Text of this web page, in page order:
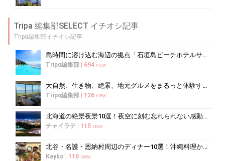
Tripa 編集部SELECT イチオシ記事
Tripa編集部イチオシ記事
島時間に溶け込む海辺の拠点「石垣島ビーチホテルサンシャイン」で心ほどけるく...
Tripα編集部 694 view
大自然、生き物、絶景、地元グルメをまるっと体験する「湘南西エリア」
Tripα編集部 126 view
北海道の絶景夜景10選！夜空に刻む忘れられない感動の光景へ
チャイラテ 115 view
北谷・名護・恩納村周辺のディナー10選！沖縄料理からコース料理まで
Keyko 110 view